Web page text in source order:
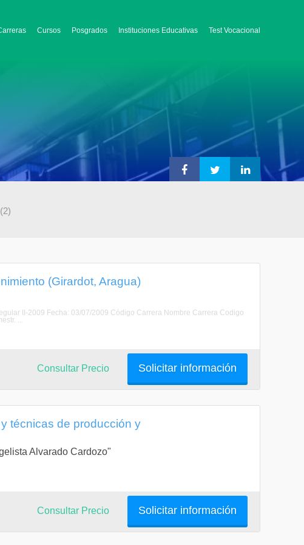
Cursos Posgrados Instituciones Educativas Test Vocacional
(2)
(Girardot, Aragua)
II-2009 Fecha: 03/07/2009 Código Carrera Nombre Carrera Codigo
...
Solicitar información
Consultar Precio
técnicas de producción y
Alvarado Cardozo"
Solicitar información
Consultar Precio